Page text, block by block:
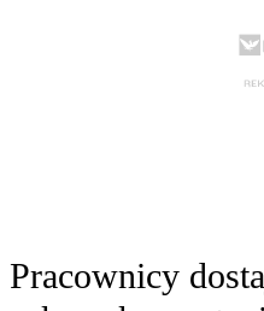
Pracownicy